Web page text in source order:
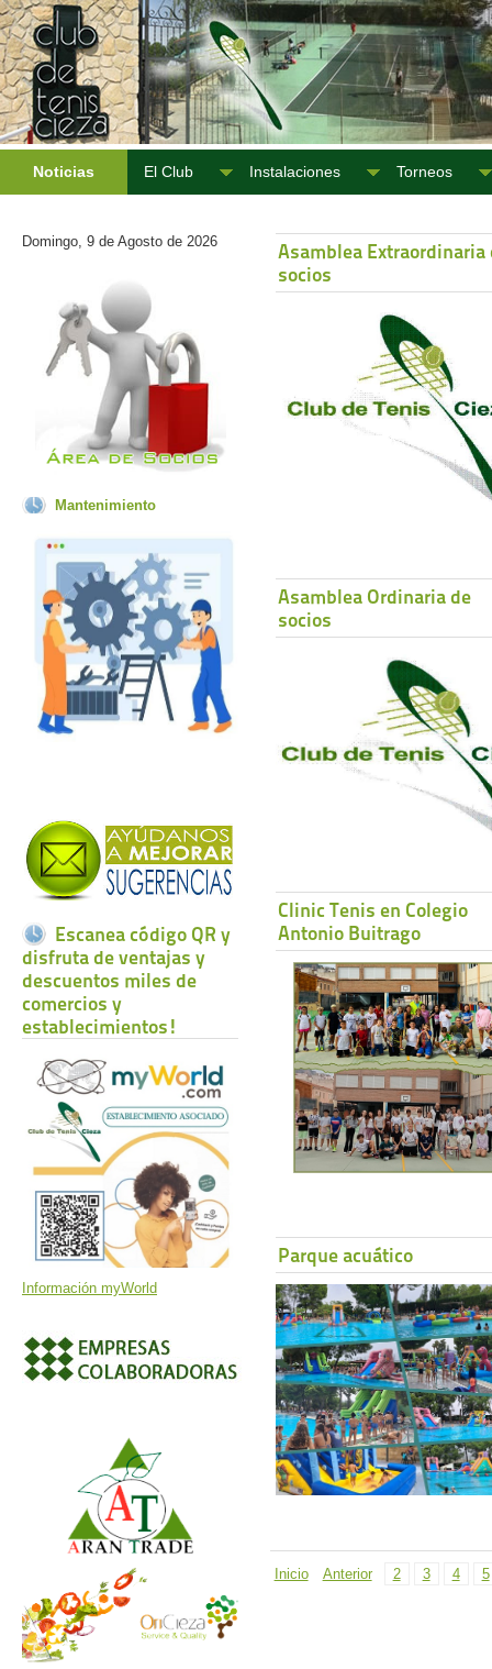
Noticias El Club Instalaciones Torneos
Domingo, 9 de Agosto de 2026
Mantenimiento
Escanea código QR y
disfruta de ventajas y
descuentos miles de
comercios y
establecimientos!
Información myWorld
Asamblea Extraordinaria
socios
Asamblea Ordinaria de
socios
Clinic Tenis en Colegio
Antonio Buitrago
Parque acuático
Inicio Anterior 2 3 4 5